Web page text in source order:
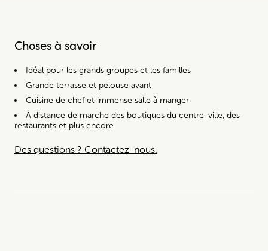
Choses à savoir
Idéal pour les grands groupes et les familles
Grande terrasse et pelouse avant
Cuisine de chef et immense salle à manger
À distance de marche des boutiques du centre-ville, des
restaurants et plus encore
Des questions ? Contactez-nous.